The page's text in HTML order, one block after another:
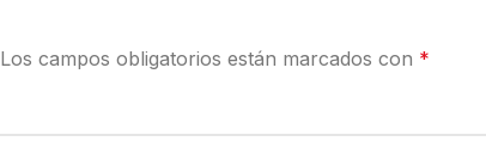
Los campos obligatorios están marcados con *